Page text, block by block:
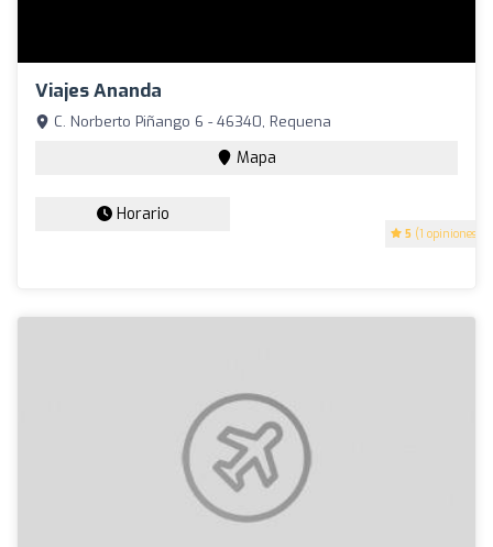
Viajes Ananda
5 (1 opiniones)
C. Norberto Piñango 6 - 46340, Requena
Mapa
Horario